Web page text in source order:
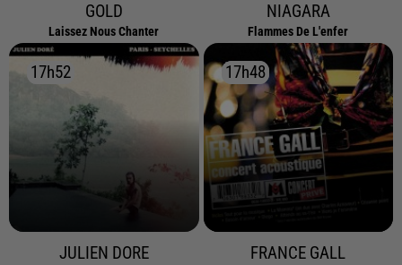
GOLD
Laissez Nous Chanter
NIAGARA
Flammes De L'enfer
17h52
17h52
JULIEN DORE
17h48
17h48
FRANCE GALL